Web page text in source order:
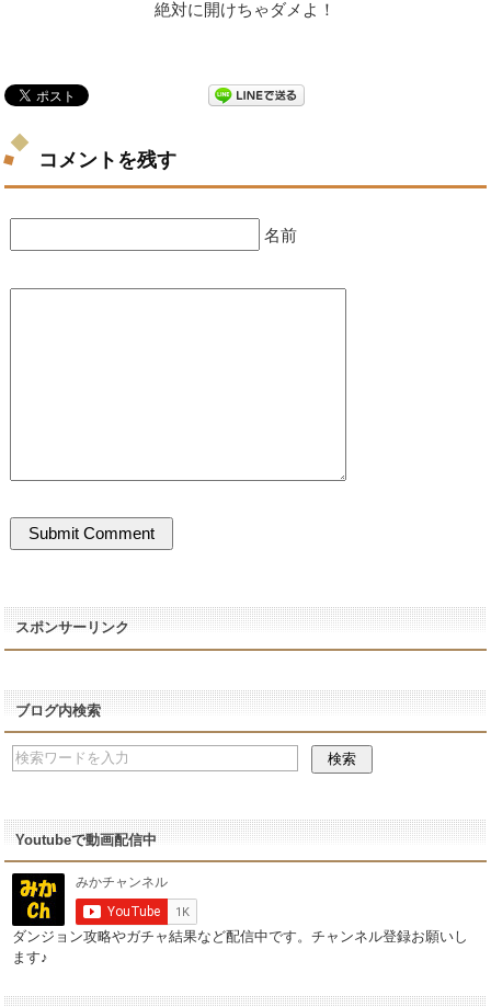
絶対に開けちゃダメよ！
コメントを残す
名前
スポンサーリンク
ブログ内検索
Youtubeで動画配信中
ダンジョン攻略やガチャ結果など配信中です。チャンネル登録お願いし
ます♪